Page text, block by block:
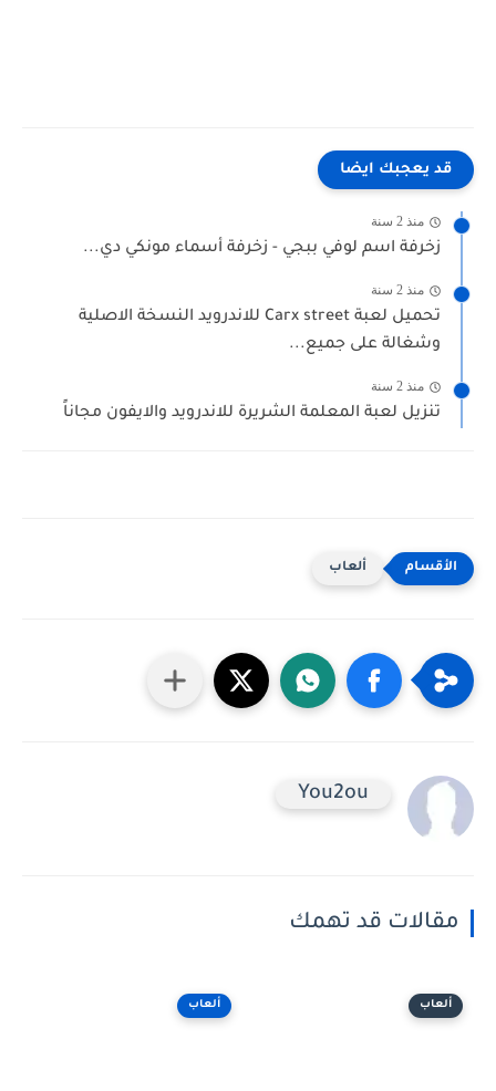
قد يعجبك ايضا
منذ 2 سنة
زخرفة اسم لوفي ببجي - زخرفة أسماء مونكي دي...
منذ 2 سنة
تحميل لعبة Carx street للاندرويد النسخة الاصلية
وشغالة على جميع...
منذ 2 سنة
تنزيل لعبة المعلمة الشريرة للاندرويد والايفون مجاناً
ألعاب
You2ou
مقالات قد تهمك
ألعاب ألعاب